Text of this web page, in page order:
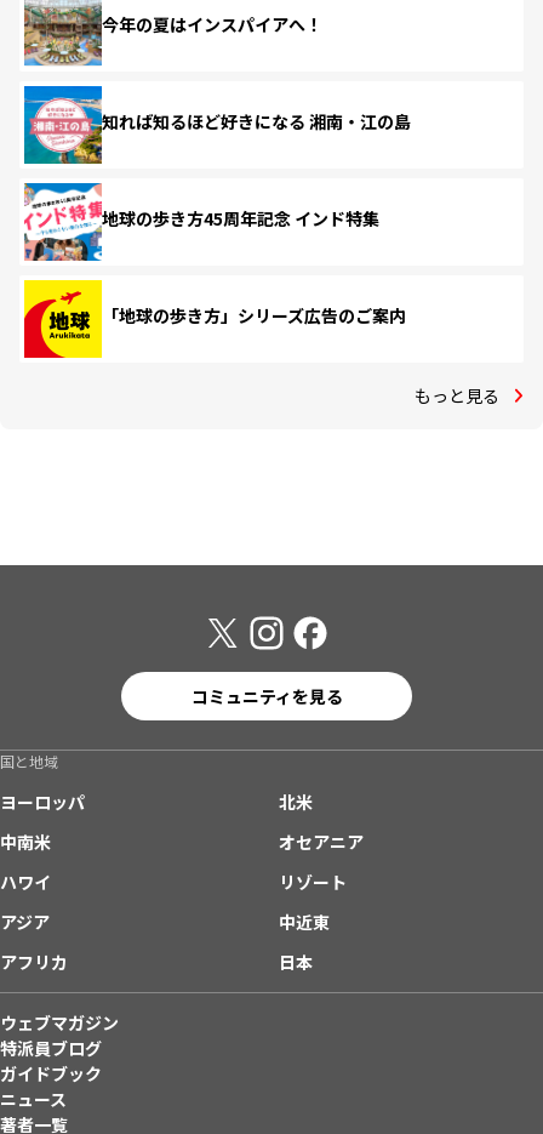
今年の夏はインスパイアへ！
知れば知るほど好きになる 湘南・江の島
地球の歩き方45周年記念 インド特集
「地球の歩き方」シリーズ広告のご案内
もっと見る
コミュニティを見る
国と地域
ヨーロッパ
北米
中南米
オセアニア
ハワイ
リゾート
アジア
中近東
アフリカ
日本
ウェブマガジン
特派員ブログ
ガイドブック
ニュース
著者一覧